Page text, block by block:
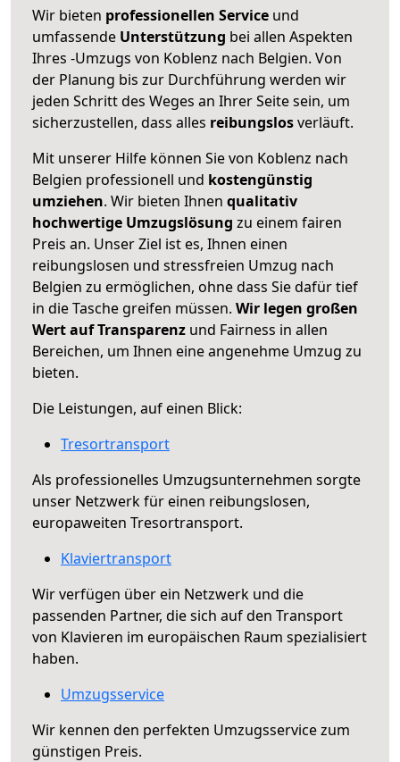
Wir bieten professionellen Service und
umfassende Unterstützung bei allen Aspekten
Ihres -Umzugs von Koblenz nach Belgien. Von
der Planung bis zur Durchführung werden wir
jeden Schritt des Weges an Ihrer Seite sein, um
sicherzustellen, dass alles reibungslosverläuft.
Mit unserer Hilfe können Sie von Koblenz nach
Belgien professionell und kostengünstig
umziehen. Wir bieten Ihnen qualitativ
hochwertige Umzugslösung zu einem fairen
Preis an. Unser Ziel ist es, Ihnen einen
reibungslosen und stressfreien Umzug nach
Belgien zu ermöglichen, ohne dass Sie dafür tief
in die Tasche greifen müssen. Wir legen großen
Wert auf Transparenz und Fairness in allen
Bereichen, um Ihnen eine angenehme Umzug zu
bieten.
Die Leistungen, auf einen Blick:
Tresortransport
Als professionelles Umzugsunternehmen sorgte
unser Netzwerk für einen reibungslosen,
europaweiten Tresortransport.
Klaviertransport
Wir verfügen über ein Netzwerk und die
passenden Partner, die sich auf den Transport
von Klavieren im europäischen Raum spezialisiert
haben.
Umzugsservice
Wir kennen den perfekten Umzugsservice zum
günstigen Preis.